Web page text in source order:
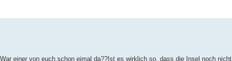
einer von euch schon eimal da??Ist es wirklich so, dass die Insel noch nicht